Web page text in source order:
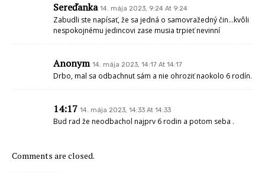
Sereďanka 14. mája 2023, 9:24 At 9:24
Zabudli ste napísať, že sa jedná o samovražedný čin…kvôli
nespokojnému jedincovi zase musia trpieť nevinní
Anonym 14. mája 2023, 14:17 At 14:17
Drbo, mal sa odbachnut sám a nie ohroziť naokolo 6 rodín.
14:17 14. mája 2023, 14:33 At 14:33
Bud rad že neodbachol najprv 6 rodin a potom seba .
Comments are closed.